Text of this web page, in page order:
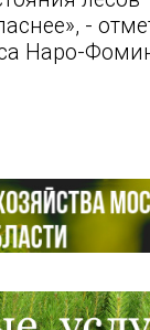
-
Наро-